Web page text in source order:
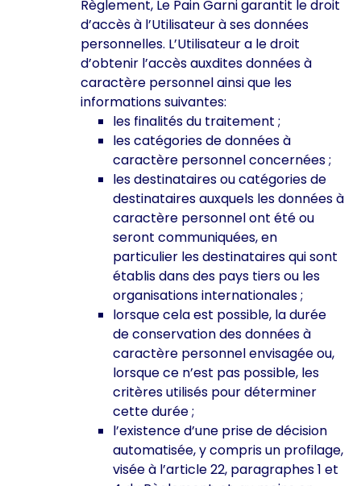
Règlement, Le Pain Garni garantit le droit
d’accès à l’Utilisateur à ses données
personnelles. L’Utilisateur a le droit
d’obtenir l’accès auxdites données à
caractère personnel ainsi que les
informations suivantes:
les finalités du traitement ;
les catégories de données à
caractère personnel concernées ;
les destinataires ou catégories de
destinataires auxquels les données à
caractère personnel ont été ou
seront communiquées, en
particulier les destinataires qui sont
établis dans des pays tiers ou les
organisations internationales ;
lorsque cela est possible, la durée
de conservation des données à
caractère personnel envisagée ou,
lorsque ce n’est pas possible, les
critères utilisés pour déterminer
cette durée ;
l’existence d’une prise de décision
automatisée, y compris un profilage,
visée à l’article 22, paragraphes 1 et